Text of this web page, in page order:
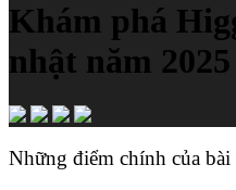
Khám phá
nhật năm
Những điểm chính của bài